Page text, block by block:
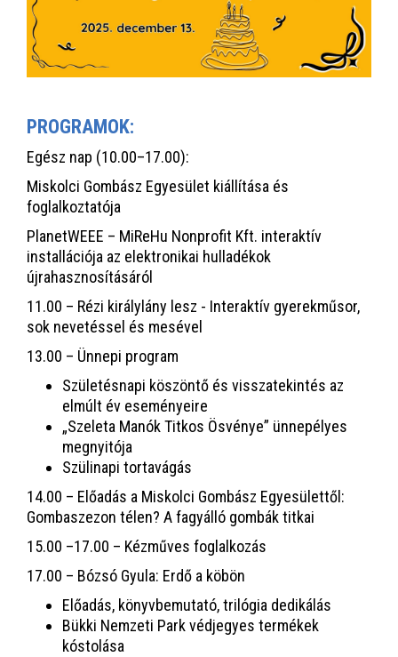
PROGRAMOK:
Egész nap (10.00–17.00):
Miskolci Gombász Egyesület kiállítása és
foglalkoztatója
PlanetWEEE – MiReHu Nonprofit Kft. interaktív
installációja az elektronikai hulladékok
újrahasznosításáról
11.00 – Rézi királylány lesz - Interaktív gyerekműsor,
sok nevetéssel és mesével
13.00 – Ünnepi program
Születésnapi köszöntő és visszatekintés az
elmúlt év eseményeire
„Szeleta Manók Titkos Ösvénye” ünnepélyes
megnyitója
Szülinapi tortavágás
14.00 – Előadás a Miskolci Gombász Egyesülettől:
Gombaszezon télen? A fagyálló gombák titkai
15.00 –17.00 – Kézműves foglalkozás
17.00 – Bózsó Gyula: Erdő a köbön
Előadás, könyvbemutató, trilógia dedikálás
Bükki Nemzeti Park védjegyes termékek
kóstolása